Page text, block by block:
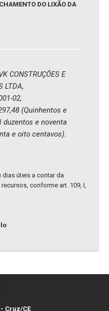
DO LIXÃO DA
CONSTRUÇÕES E
LTDA,
02,
(Quinhentos e
e noventa
e oito centavos).
úteis a contar da
conforme art. 109, I,
Cruz/CE